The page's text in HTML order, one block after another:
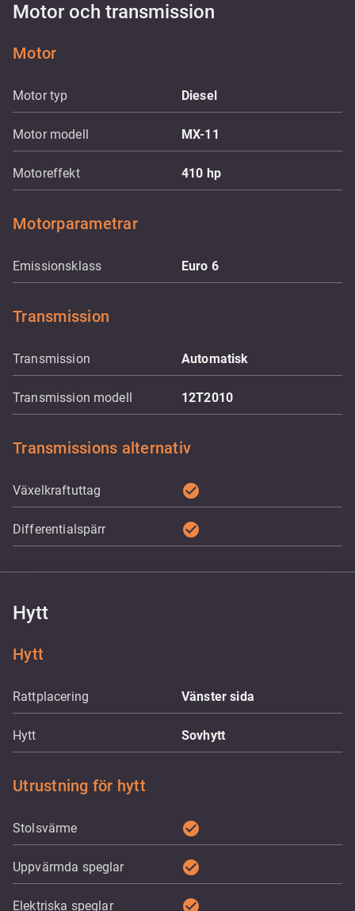
Motor och transmission
Motor
Motor typ Diesel
Motor modell MX-11
Motoreffekt 410 hp
Motorparametrar
Emissionsklass Euro 6
Transmission
Transmission Automatisk
Transmission modell 12T2010
Transmissions alternativ
Växelkraftuttag check_circle
Differentialspärr check_circle
Hytt
Hytt
Rattplacering Vänster sida
Hytt Sovhytt
Utrustning för hytt
Stolsvärme check_circle
Uppvärmda speglar check_circle
Elektriska speglar check_circle